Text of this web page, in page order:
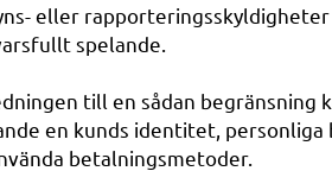
eller
spelande.
till en sådan
en kunds identitet,
betalningsmetoder.